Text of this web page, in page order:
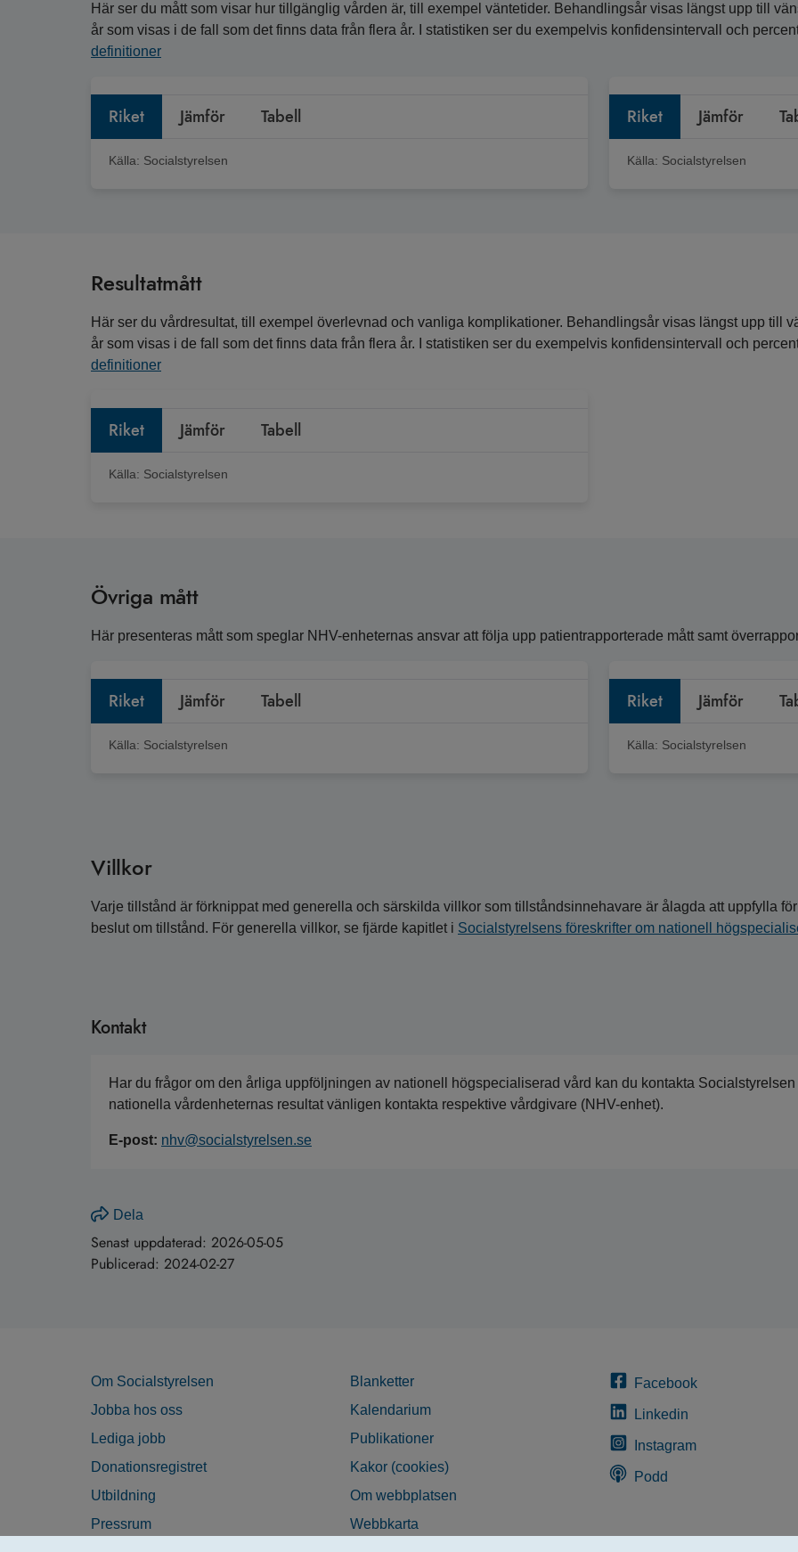
Här ser du mått som visar hur tillgänglig vården är, till exempel väntetider. Behandlingsår visas längst upp till
år som visas i de fall som det finns data från flera år. I statistiken ser du exempelvis konfidensintervall och
definitioner
Riket Jämför Tabell
Källa: Socialstyrelsen
Riket Jämför
Källa: Socialstyrelsen
Resultatmått
Här ser du vårdresultat, till exempel överlevnad och vanliga komplikationer. Behandlingsår visas längst upp till
år som visas i de fall som det finns data från flera år. I statistiken ser du exempelvis konfidensintervall och
definitioner
Riket Jämför Tabell
Källa: Socialstyrelsen
Övriga mått
Här presenteras mått som speglar NHV-enheternas ansvar att följa upp patientrapporterade mått samt
Riket Jämför Tabell
Källa: Socialstyrelsen
Riket Jämför
Källa: Socialstyrelsen
Villkor
Varje tillstånd är förknippat med generella och särskilda villkor som tillståndsinnehavare är ålagda att uppfylla
beslut om tillstånd. För generella villkor, se fjärde kapitlet i Socialstyrelsens föreskrifter om nationell
Kontakt
Har du frågor om den årliga uppföljningen av nationell högspecialiserad vård kan du kontakta
nationella vårdenheternas resultat vänligen kontakta respektive vårdgivare (NHV-enhet).
E-post: nhv@socialstyrelsen.se
Dela
Senast uppdaterad: 2026-05-05
Publicerad: 2024-02-27
Om Socialstyrelsen
Jobba hos oss
Lediga jobb
Donationsregistret
Utbildning
Pressrum
Blanketter
Kalendarium
Publikationer
Kakor (cookies)
Om webbplatsen
Webbkarta
Facebook
Linkedin
Instagram
Podd